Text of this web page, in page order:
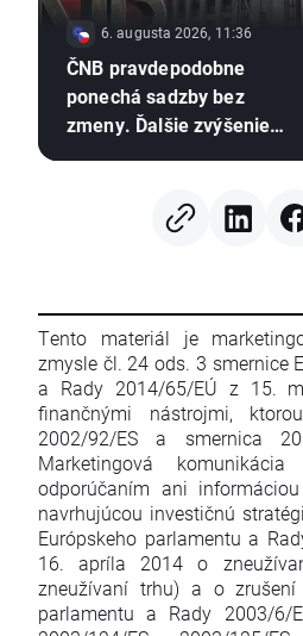
6. augusta 2026, 11:36
ČNB pravdepodobne
ponechá sadzby bez
zmeny. Ďalšie zvýšenie
Tento materiál je
zmysle čl. 24 ods. 3 smernice
a Rady 2014/65/EÚ z 15.
finančnými nástrojmi,
2002/92/ES a smernica
Marketingová
odporúčaním ani
navrhujúcou investičnú
Európskeho parlamentu a
16. apríla 2014 o
zneužívaní trhu) a o zrušení
parlamentu a Rady 2003/6/